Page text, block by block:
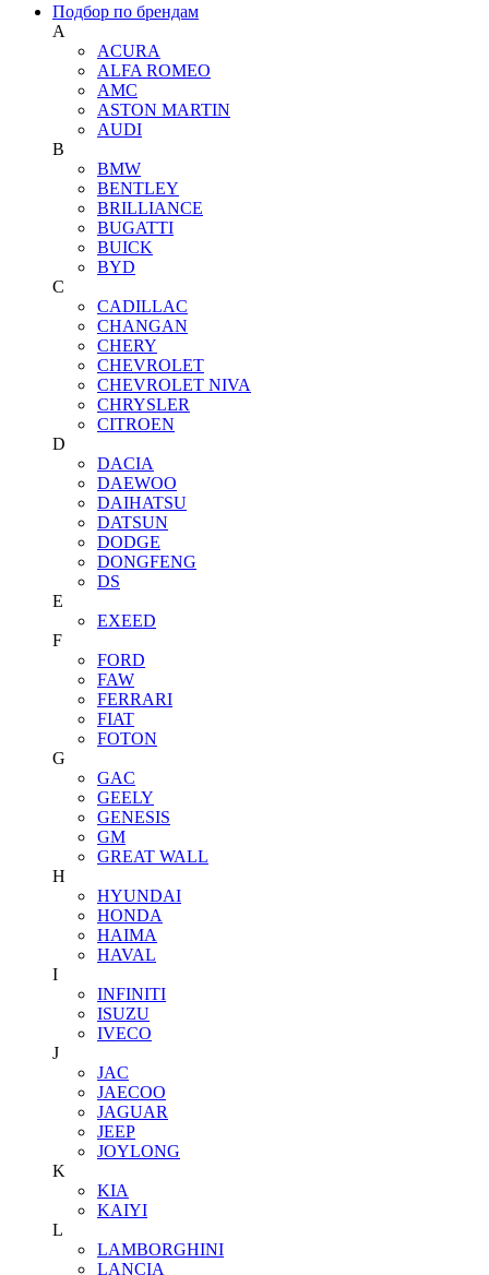
Подбор по брендам
A
ACURA
ALFA ROMEO
AMC
ASTON MARTIN
AUDI
B
BMW
BENTLEY
BRILLIANCE
BUGATTI
BUICK
BYD
C
CADILLAC
CHANGAN
CHERY
CHEVROLET
CHEVROLET NIVA
CHRYSLER
CITROEN
D
DACIA
DAEWOO
DAIHATSU
DATSUN
DODGE
DONGFENG
DS
E
EXEED
F
FORD
FAW
FERRARI
FIAT
FOTON
G
GAC
GEELY
GENESIS
GM
GREAT WALL
H
HYUNDAI
HONDA
HAIMA
HAVAL
I
INFINITI
ISUZU
IVECO
J
JAC
JAECOO
JAGUAR
JEEP
JOYLONG
K
KIA
KAIYI
L
LAMBORGHINI
LANCIA